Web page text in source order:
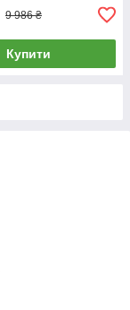
9 986 ₴
Купити